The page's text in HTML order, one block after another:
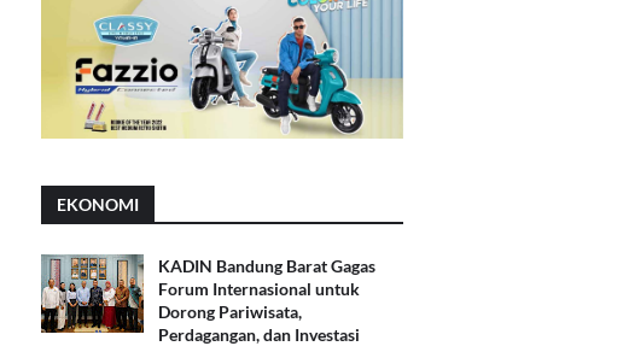
EKONOMI
KADIN Bandung Barat Gagas
Forum Internasional untuk
Dorong Pariwisata,
Perdagangan, dan Investasi